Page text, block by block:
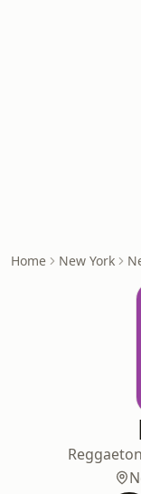
Home New York
Reggaeton